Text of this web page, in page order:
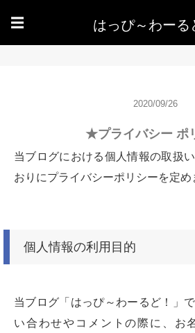
☰ はっぴ～わーる
2020/09/26
★プライバシー ポ
当ブログにおける個人情報の取扱
おりにプライバシーポリシーを定め
個人情報の利用目的
当ブログ「はっぴ～わーるど！」
い合わせやコメントの際に、お